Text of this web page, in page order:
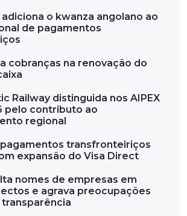
o kwanza angolano ao
de pagamentos
cobranças na renovação do
Railway distinguida nos AIPEX
pelo contributo ao
regional
transfronteiriços
expansão do Visa Direct
nomes de empresas em
e agrava preocupações